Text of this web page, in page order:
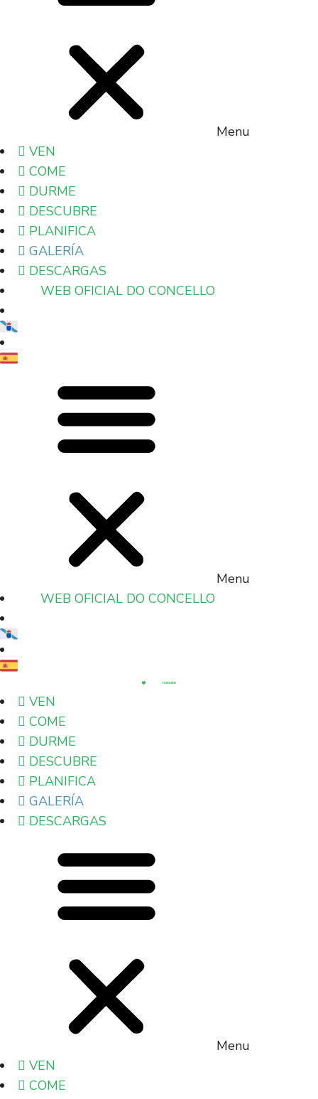
Menu
VEN
COME
DURME
DESCUBRE
PLANIFICA
GALERÍA
DESCARGAS
WEB OFICIAL DO CONCELLO
Menu
WEB OFICIAL DO CONCELLO
VEN
COME
DURME
DESCUBRE
PLANIFICA
GALERÍA
DESCARGAS
Menu
VEN
COME